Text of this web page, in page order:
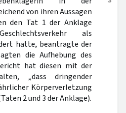
von ihren Aussagen
den Tat 1 der Anklage
als
hatte, beantragte der
die Aufhebung des
hat diesen mit der
„dass dringender
Körperverletzung
2 und 3 der Anklage).